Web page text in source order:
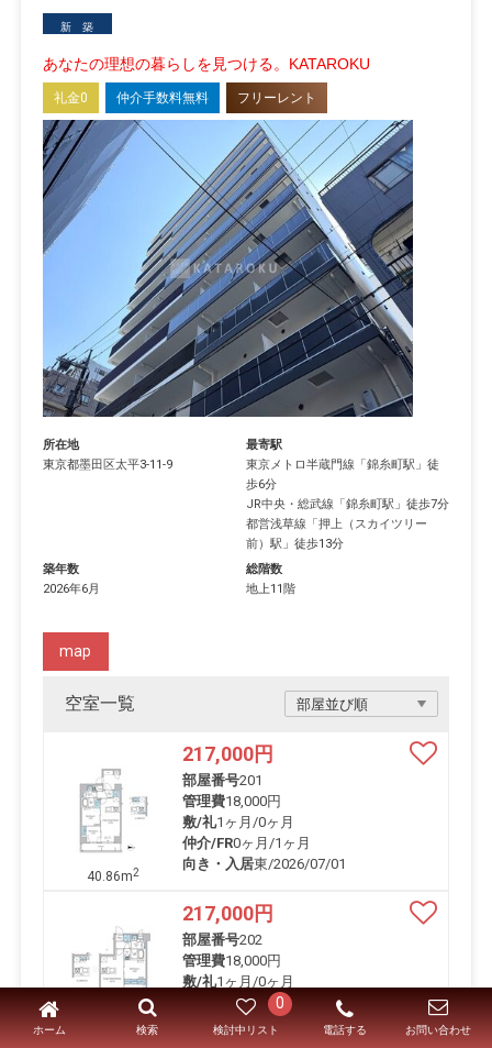
新 築
あなたの理想の暮らしを見つける。KATAROKU
礼金0 仲介手数料無料 フリーレント
所在地
東京都墨田区太平3-11-9
最寄駅
東京メトロ半蔵門線 「錦糸町駅 」徒
歩6分
JR中央・総武線 「錦糸町駅 」徒歩7分
都営浅草線 「押上（スカイツリー
前）駅 」徒歩13分
築年数
2026年6月
総階数
地上11階
空室一覧
map
40.86m2
217,000円
部屋番号201
管理費18,000円
敷/礼1ヶ月 /0ヶ月
仲介/FR0ヶ月 /1ヶ月
向き・入居東/2026/07/01
2
217,000円
部屋番号202
管理費18,000円
敷/礼1ヶ月 /0ヶ月
0ヶ月/ 1ヶ月
向き・入居東/2026/07/01
ホーム 検索
0
検討中リスト 電話する お問い合わせ